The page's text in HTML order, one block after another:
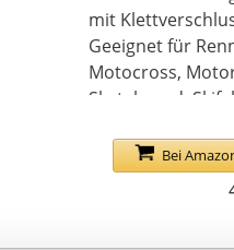
mit
Geeignet für
Motocross,
Skateboard,
Offroad usw.
Sportarten.
Bei